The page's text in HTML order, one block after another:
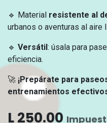
🔹 Material resistente al
urbanos o aventuras al aire
🔹 Versátil: úsala para
eficiencia.
🚀 ¡Prepárate para
entrenamientos
L250.00